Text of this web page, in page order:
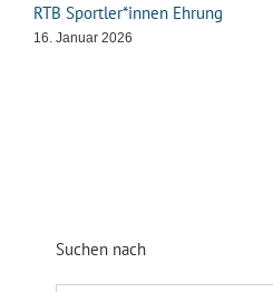
RTB Sportler*innen Ehrung
16. Januar 2026
Suchen nach